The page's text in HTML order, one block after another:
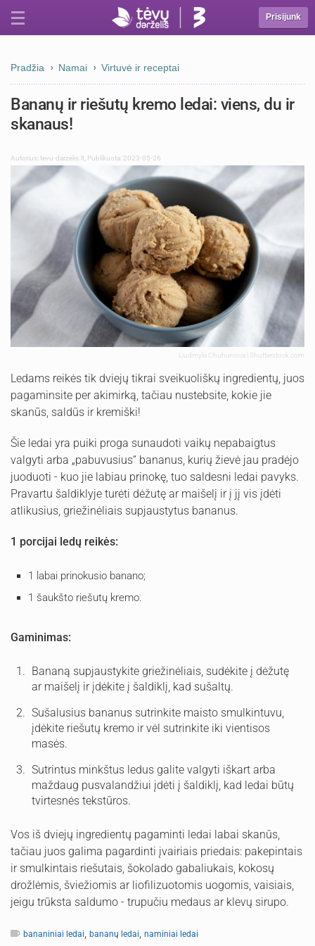
Prisijunk
Pradžia Namai Virtuvė ir receptai
Bananų ir riešutų kremo ledai: viens, du ir
skanaus!
Autorius:tevu-darzelis.lt Publikuota: 2023-05-26
Liudmyla Chuhunova | Shutterstock.com
Ledams reikės tik dviejų tikrai sveikuoliškų ingredientų, juos
pagaminsite per akimirką, tačiau nustebsite, kokie jie
skanūs, saldūs ir kremiški!
Šie ledai yra puiki proga sunaudoti vaikų nepabaigtus
valgyti arba „pabuvusius“ bananus, kurių žievė jau pradėjo
juoduoti - kuo jie labiau prinokę, tuo saldesni ledai pavyks.
Pravartu šaldiklyje turėti dėžutę ar maišelį ir į jį vis įdėti
atlikusius, griežinėliais supjaustytus bananus.
1 porcijai ledų reikės:
1 labai prinokusio banano;
1 šaukšto riešutų kremo.
Gaminimas:
Bananą supjaustykite griežinėliais, sudėkite į dėžutę
ar maišelį ir įdėkite į šaldiklį, kad sušaltų.
Sušalusius bananus sutrinkite maisto smulkintuvu,
įdėkite riešutų kremo ir vėl sutrinkite iki vientisos
masės.
Sutrintus minkštus ledus galite valgyti iškart arba
maždaug pusvalandžiui įdėti į šaldiklį, kad ledai būtų
tvirtesnės tekstūros.
Vos iš dviejų ingredientų pagaminti ledai labai skanūs,
tačiau juos galima pagardinti įvairiais priedais: pakepintais
ir smulkintais riešutais, šokolado gabaliukais, kokosų
drožlėmis, šviežiomis ar liofilizuotomis uogomis, vaisiais,
jeigu trūksta saldumo - trupučiu medaus ar klevų sirupo.
bananiniai ledai, bananų ledai, naminiai ledai